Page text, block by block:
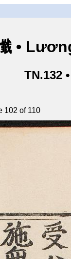
•
TN.132
102 of 110